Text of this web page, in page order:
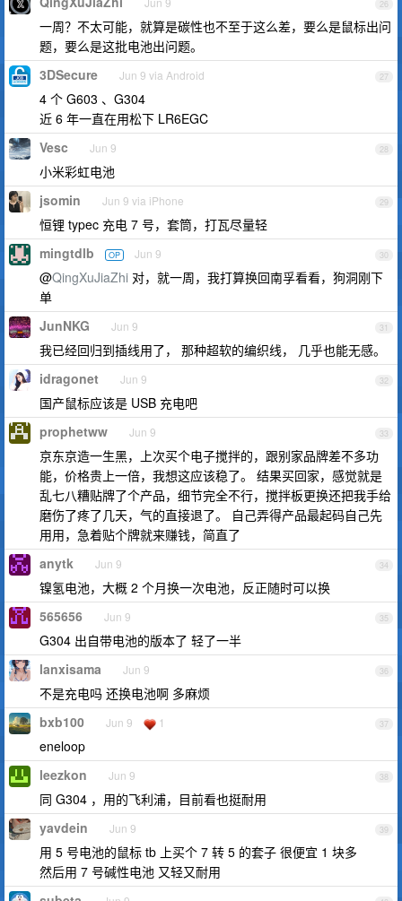
26
一周？不太可能，就算是碳性也不至于这么差，要么是鼠标出问
题，要么是这批电池出问题。
27
3DSecure Jun 9 via Android
4 个 G603 、G304
近 6 年一直在用松下 LR6EGC
28
Vesc Jun 9
小米彩虹电池
29
jsomin Jun 9 via iPhone
恒锂 typec 充电 7 号，套筒，打瓦尽量轻
30
mingtdlb OP Jun 9
@QingXuJiaZhi 对，就一周，我打算换回南孚看看，狗洞刚下
单
31
JunNKG Jun 9
我已经回归到插线用了， 那种超软的编织线， 几乎也能无感。
32
idragonet Jun 9
国产鼠标应该是 USB 充电吧
33
prophetww Jun 9
京东京造一生黑，上次买个电子搅拌的，跟别家品牌差不多功
能，价格贵上一倍，我想这应该稳了。 结果买回家，感觉就是
乱七八糟贴牌了个产品，细节完全不行，搅拌板更换还把我手给
磨伤了疼了几天，气的直接退了。 自己弄得产品最起码自己先
用用，急着贴个牌就来赚钱，简直了
34
anytk Jun 9
镍氢电池，大概 2 个月换一次电池，反正随时可以换
35
565656 Jun 9
G304 出自带电池的版本了 轻了一半
36
lanxisama Jun 9
不是充电吗 还换电池啊 多麻烦
37
bxb100 Jun 9 1
eneloop
38
leezkon Jun 9
同 G304 ，用的飞利浦，目前看也挺耐用
39
yavdein Jun 9
用 5 号电池的鼠标 tb 上买个 7 转 5 的套子 很便宜 1 块多
然后用 7 号碱性电池 又轻又耐用